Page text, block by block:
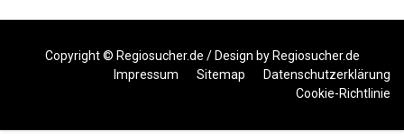
Copyright © Regiosucher.de / Design by Regiosucher.de
Impressum
Sitemap
Datenschutzerklärung
Cookie-Richtlinie